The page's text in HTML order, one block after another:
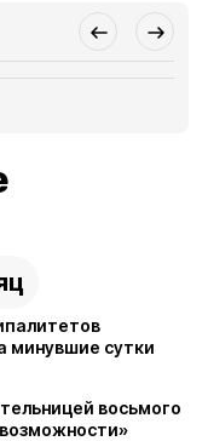
минувшие сутки
восьмого